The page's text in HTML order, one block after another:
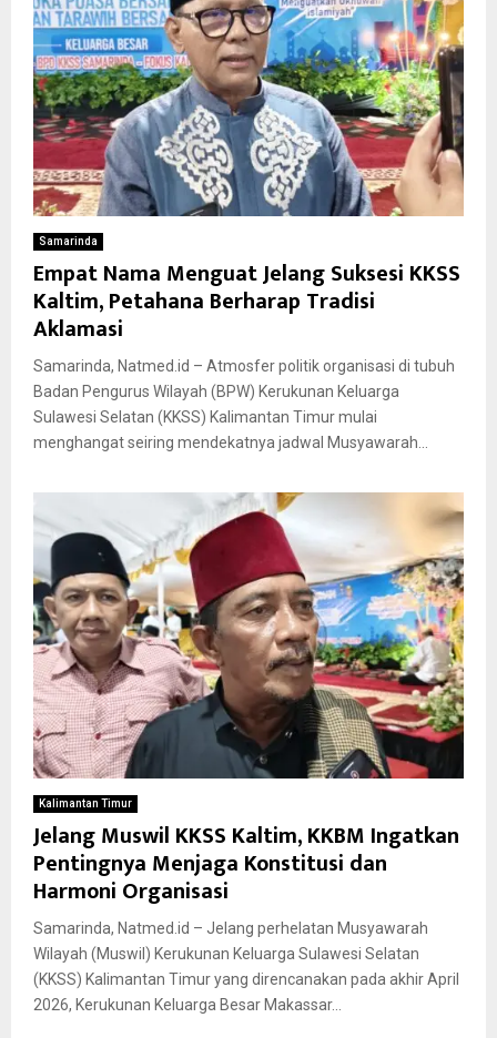
Samarinda
Empat Nama Menguat Jelang Suksesi KKSS
Kaltim, Petahana Berharap Tradisi
Aklamasi
Samarinda, Natmed.id – Atmosfer politik organisasi di tubuh
Badan Pengurus Wilayah (BPW) Kerukunan Keluarga
Sulawesi Selatan (KKSS) Kalimantan Timur mulai
menghangat seiring mendekatnya jadwal Musyawarah...
Kalimantan Timur
Jelang Muswil KKSS Kaltim, KKBM Ingatkan
Pentingnya Menjaga Konstitusi dan
Harmoni Organisasi
Samarinda, Natmed.id – Jelang perhelatan Musyawarah
Wilayah (Muswil) Kerukunan Keluarga Sulawesi Selatan
(KKSS) Kalimantan Timur yang direncanakan pada akhir April
2026, Kerukunan Keluarga Besar Makassar...